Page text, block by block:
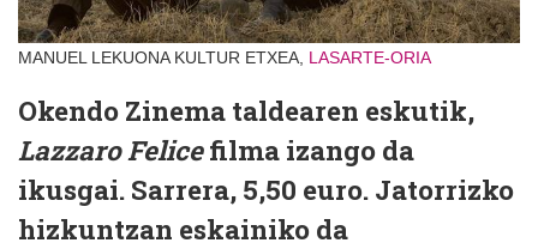
MANUEL LEKUONA KULTUR ETXEA, LASARTE-ORIA
Okendo Zinema taldearen eskutik,
Lazzaro Felicefilma izango da
ikusgai. Sarrera, 5,50 euro. Jatorrizko
hizkuntzan eskainiko da